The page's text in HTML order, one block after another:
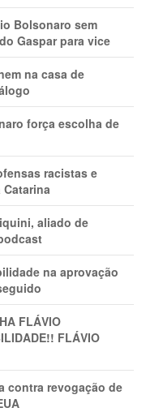
Bolsonaro sem
Gaspar para vice
na casa de
força escolha de
racistas e
aliado de
na aprovação
FLÁVIO
FLÁVIO
contra revogação de